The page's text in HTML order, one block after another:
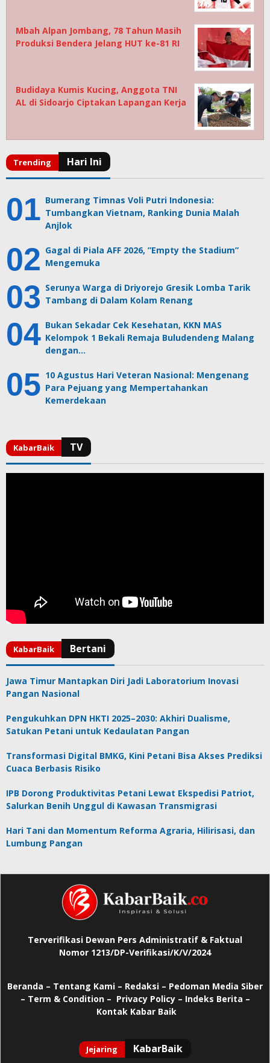
Mbah Alpan Jombang, 78 Tahun Masih
Produksi Bendera Jelang HUT ke-81 RI
Budidaya Kumis Kucing, Anggota TNI
AL di Sidoarjo Ciptakan Lapangan Kerja
Bumerang Timnas Voli Putri Indonesia:
Tumbangkan Vietnam, Ranking Dunia Malah
Anjlok
Gagal di Piala AFF 2026, ”Empty the Stadium”
Mengemuka
Serunya Warga di Driyorejo Gresik Lomba Tarik
Tambang di Dalam Kolam Renang
Bukan Sekadar Cek Kesehatan, KKN MAS
Kelompok 1 Bekali Remaja Buludendeng Malang
dengan…
10 Agustus Hari Veteran Nasional: Mengenang
Para Pejuang yang Mempertahankan
Kemerdekaan
Jawa Timur Mantapkan Diri Jadi Laboratorium Inovasi
Pangan Nasional
Pengukuhkan DPN HKTI 2025–2030: Akhiri Dualisme,
Satukan Petani untuk Kedaulatan Pangan
Transformasi Digital BMKG, Kini Petani Bisa Akses Prediksi
Cuaca Berbasis Risiko
IPB Dorong Produktivitas Petani Lewat Ekspedisi Patriot,
Salurkan Benih Unggul di Kawasan Transmigrasi
Hari Tani dan Momentum Reforma Agraria, Hilirisasi, dan
Lumbung Pangan
Terverifikasi Dewan Pers Administratif & Faktual
Nomor 1213/DP-Verifikasi/K/V/2024
Beranda – Tentang Kami – Redaksi – Pedoman Media Siber
– Term & Condition – Privacy Policy– Indeks Berita –
Kontak Kabar Baik